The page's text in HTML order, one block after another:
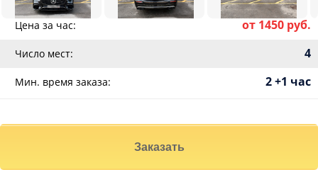
Цена за час: от 1450 руб.
Число мест: 4
Мин. время заказа: 2 +1 час
Заказать